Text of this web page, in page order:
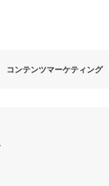
コンテンツマーケティング